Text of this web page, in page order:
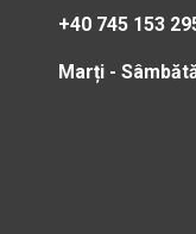
+40 745 153
Marți -